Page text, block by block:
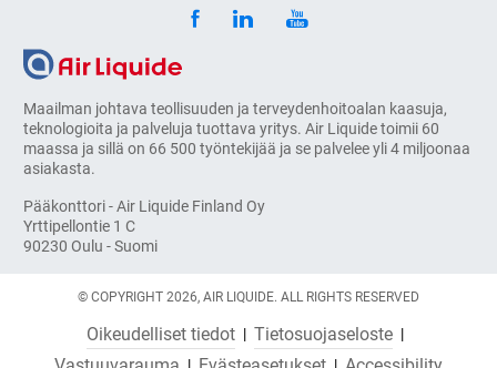
Maailman johtava teollisuuden ja terveydenhoitoalan kaasuja,
teknologioita ja palveluja tuottava yritys. Air Liquide toimii 60
maassa ja sillä on 66 500 työntekijää ja se palvelee yli 4 miljoonaa
asiakasta.
Pääkonttori - Air Liquide Finland Oy
Yrttipellontie 1 C
90230 Oulu - Suomi
© COPYRIGHT 2026, AIR LIQUIDE. ALL RIGHTS RESERVED
Oikeudelliset tiedot
Tietosuojaseloste